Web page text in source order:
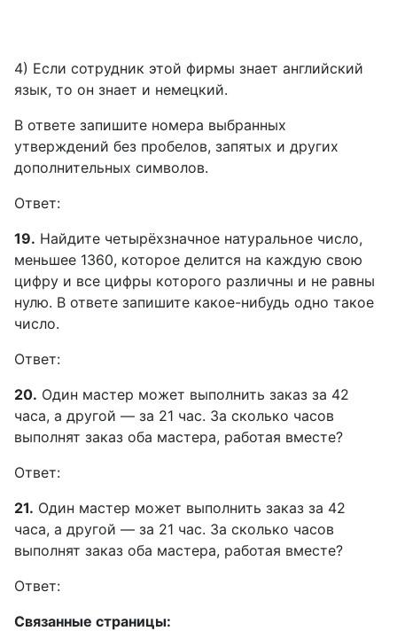
4) Если сотрудник этой фирмы знает английский
язык, то он знает и немецкий.
В ответе запишите номера выбранных
утверждений без пробелов, запятых и других
дополнительных символов.
Ответ:
19. Найдите четырёхзначное натуральное число,
меньшее 1360, которое делится на каждую свою
цифру и все цифры которого различны и не равны
нулю. В ответе запишите какое-нибудь одно такое
число.
Ответ:
20. Один мастер может выполнить заказ за 42
часа, а другой — за 21 час. За сколько часов
выполнят заказ оба мастера, работая вместе?
Ответ:
21. Один мастер может выполнить заказ за 42
часа, а другой — за 21 час. За сколько часов
выполнят заказ оба мастера, работая вместе?
Ответ:
Связанные страницы: